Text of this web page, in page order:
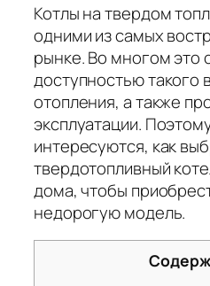
Котлы на твердом
одними из самых
рынке. Во многом это
доступностью такого
отопления, а также
эксплуатации.
интересуются, как
твердотопливный
дома, чтобы
недорогую модель.